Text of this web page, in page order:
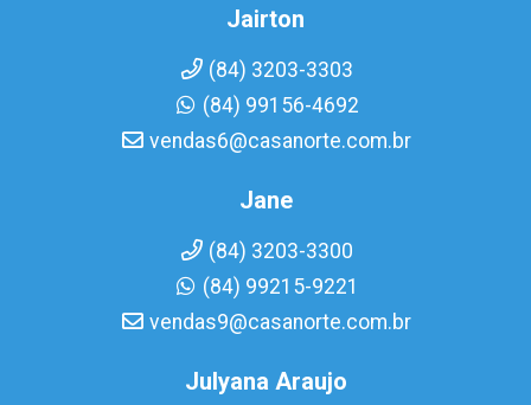
Jairton
(84) 3203-3303
(84) 99156-4692
vendas6@casanorte.com.br
Jane
(84) 3203-3300
(84) 99215-9221
vendas9@casanorte.com.br
Julyana Araujo